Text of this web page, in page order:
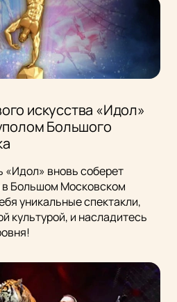
искусства «Идол»
Большого
«Идол» вновь соберет
в Большом Московском
уникальные спектакли,
культурой, и насладитесь